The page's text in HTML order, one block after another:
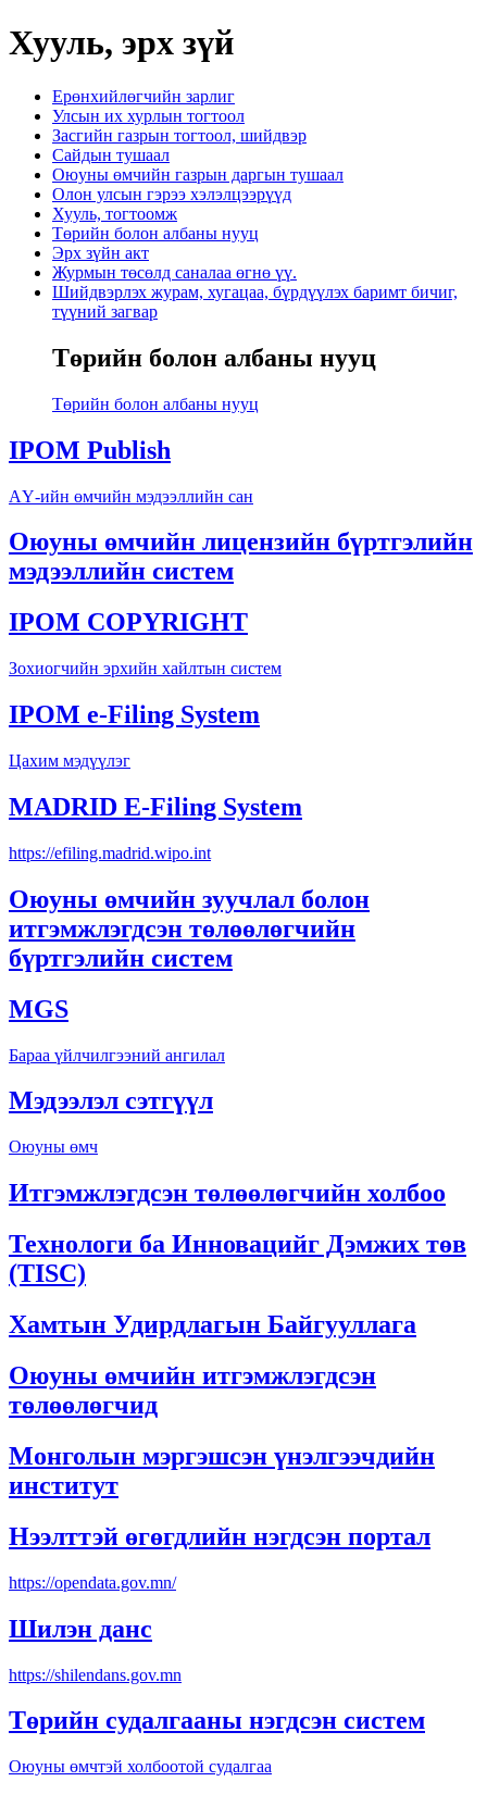
Хууль, эрх зүй
Ерөнхийлөгчийн зарлиг
Улсын их хурлын тогтоол
Засгийн газрын тогтоол, шийдвэр
Сайдын тушаал
Оюуны өмчийн газрын даргын тушаал
Олон улсын гэрээ хэлэлцээрүүд
Хууль, тогтоомж
Төрийн болон албаны нууц
Эрх зүйн акт
Журмын төсөлд саналаа өгнө үү.
Шийдвэрлэх журам, хугацаа, бүрдүүлэх баримт бичиг,
түүний загвар
Төрийн болон албаны нууц
Төрийн болон албаны нууц
IPOM Publish
АҮ-ийн өмчийн мэдээллийн сан
Оюуны өмчийн лицензийн бүртгэлийн
мэдээллийн систем
IPOM COPYRIGHT
Зохиогчийн эрхийн хайлтын систем
IPOM e-Filing System
Цахим мэдүүлэг
MADRID E-Filing System
https://efiling.madrid.wipo.int
Оюуны өмчийн зуучлал болон
итгэмжлэгдсэн төлөөлөгчийн
бүртгэлийн систем
MGS
Бараа үйлчилгээний ангилал
Мэдээлэл сэтгүүл
Оюуны өмч
Итгэмжлэгдсэн төлөөлөгчийн холбоо
Технологи ба Инновацийг Дэмжих төв
(TISC)
Хамтын Удирдлагын Байгууллага
Оюуны өмчийн итгэмжлэгдсэн
төлөөлөгчид
Монголын мэргэшсэн үнэлгээчдийн
институт
Нээлттэй өгөгдлийн нэгдсэн портал
https://opendata.gov.mn/
Шилэн данс
https://shilendans.gov.mn
Төрийн судалгааны нэгдсэн систем
Оюуны өмчтэй холбоотой судалгаа